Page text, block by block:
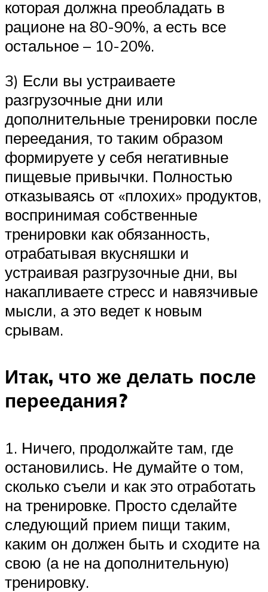
которая должна преобладать в
рационе на 80-90%, а есть все
остальное – 10-20%.
3) Если вы устраиваете
разгрузочные дни или
дополнительные тренировки после
переедания, то таким образом
формируете у себя негативные
пищевые привычки. Полностью
отказываясь от «плохих» продуктов,
воспринимая собственные
тренировки как обязанность,
отрабатывая вкусняшки и
устраивая разгрузочные дни, вы
накапливаете стресс и навязчивые
мысли, а это ведет к новым
срывам.
Итак, что же делать после
переедания?
1. Ничего, продолжайте там, где
остановились. Не думайте о том,
сколько съели и как это отработать
на тренировке. Просто сделайте
следующий прием пищи таким,
каким он должен быть и сходите на
свою (а не на дополнительную)
тренировку.